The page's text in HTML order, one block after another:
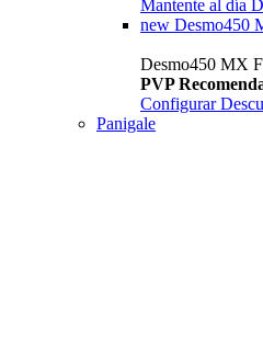
Mantente al día
new Desmo450
Desmo450 MX
PVP
Configurar
Panigale